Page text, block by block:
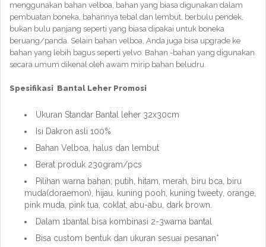
menggunakan bahan velboa, bahan yang biasa digunakan dalam
pembuatan boneka, bahannya tebal dan lembut, berbulu pendek,
bukan bulu panjang seperti yang biasa dipakai untuk boneka
beruang/panda. Selain bahan velboa, Anda juga bisa upgrade ke
bahan yang lebih bagus seperti yelvo. Bahan -bahan yang digunakan
secara umum dikenal oleh awam mirip bahan beludru.
Spesifikasi Bantal Leher Promosi
Ukuran Standar Bantal leher 32x30cm
Isi Dakron asli 100%
Bahan Velboa, halus dan lembut
Berat produk 230gram/pcs
Pilihan warna bahan; putih, hitam, merah, biru bca, biru
muda(doraemon), hijau, kuning pooh, kuning tweety, orange,
pink muda, pink tua, coklat, abu-abu, dark brown.
Dalam 1bantal bisa kombinasi 2-3warna bantal
Bisa custom bentuk dan ukuran sesuai pesanan*